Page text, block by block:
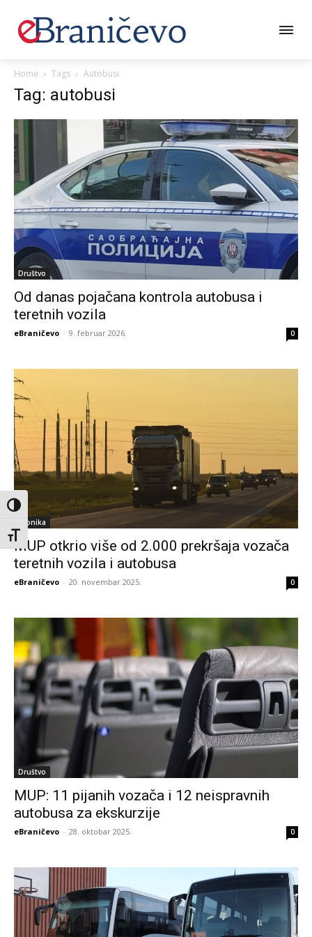
Toggle High Contrast
Toggle Font size
Home Tags Autobusi
Tag: autobusi
Društvo
Od danas pojačana kontrola autobusa i
teretnih vozila
eBraničevo - 9. februar 2026. 0
Hronika
MUP otkrio više od 2.000 prekršaja vozača
teretnih vozila i autobusa
eBraničevo - 20. novembar 2025. 0
Društvo
MUP: 11 pijanih vozača i 12 neispravnih
autobusa za ekskurzije
eBraničevo - 28. oktobar 2025. 0